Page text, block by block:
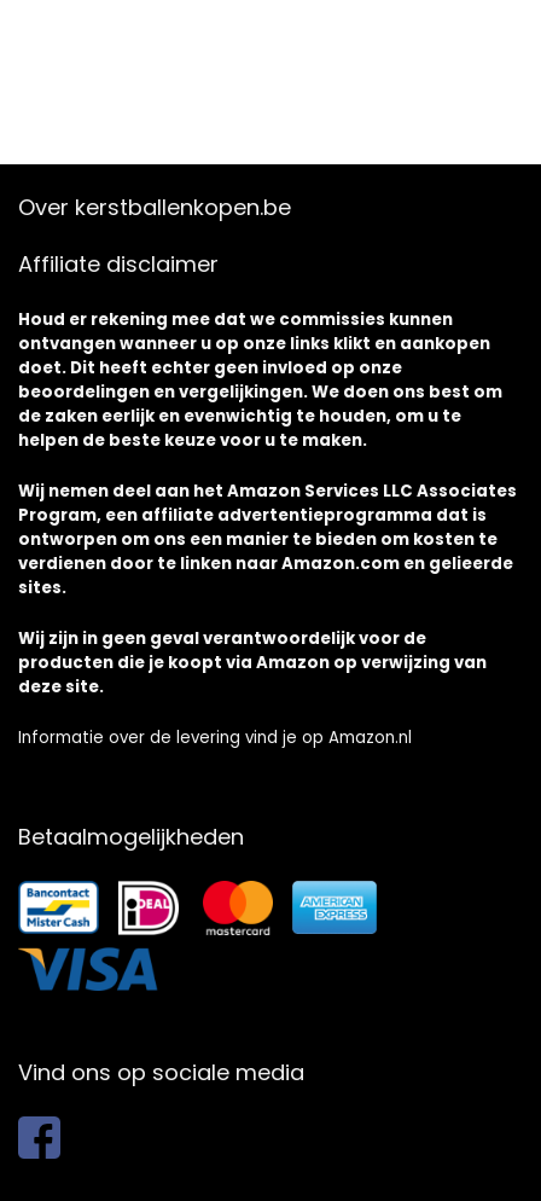
Over kerstballenkopen.be
Affiliate disclaimer
Houd er rekening mee dat we commissies kunnen
ontvangen wanneer u op onze links klikt en aankopen
doet. Dit heeft echter geen invloed op onze
beoordelingen en vergelijkingen. We doen ons best om
de zaken eerlijk en evenwichtig te houden, om u te
helpen de beste keuze voor u te maken.
Wij nemen deel aan het Amazon Services LLC Associates
Program, een affiliate advertentieprogramma dat is
ontworpen om ons een manier te bieden om kosten te
verdienen door te linken naar Amazon.com en gelieerde
sites.
Wij zijn in geen geval verantwoordelijk voor de
producten die je koopt via Amazon op verwijzing van
deze site.
Informatie over de levering vind je op Amazon.nl
Betaalmogelijkheden
Vind ons op sociale media